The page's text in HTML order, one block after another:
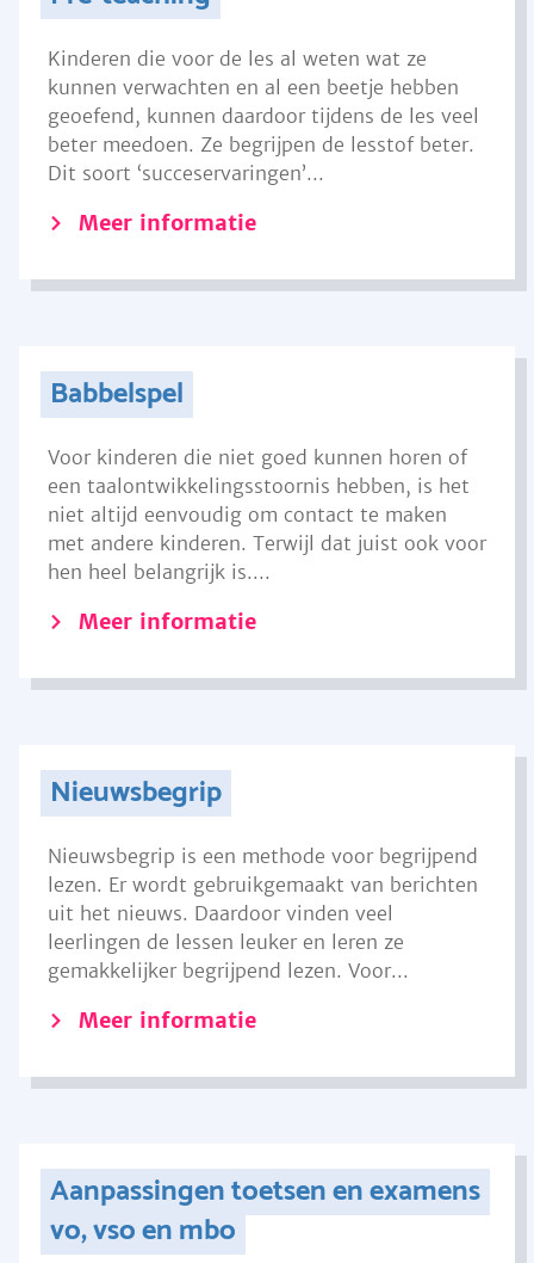
Kinderen die voor de les al weten wat ze
kunnen verwachten en al een beetje hebben
geoefend, kunnen daardoor tijdens de les veel
beter meedoen. Ze begrijpen de lesstof beter.
Dit soort ‘succeservaringen’...
Meer informatie
Babbelspel
Voor kinderen die niet goed kunnen horen of
een taalontwikkelingsstoornis hebben, is het
niet altijd eenvoudig om contact te maken
met andere kinderen. Terwijl dat juist ook voor
hen heel belangrijk is....
Meer informatie
Nieuwsbegrip
Nieuwsbegrip is een methode voor begrijpend
lezen. Er wordt gebruikgemaakt van berichten
uit het nieuws. Daardoor vinden veel
leerlingen de lessen leuker en leren ze
gemakkelijker begrijpend lezen. Voor...
Meer informatie
Aanpassingen toetsen en examens
vo, vso en mbo